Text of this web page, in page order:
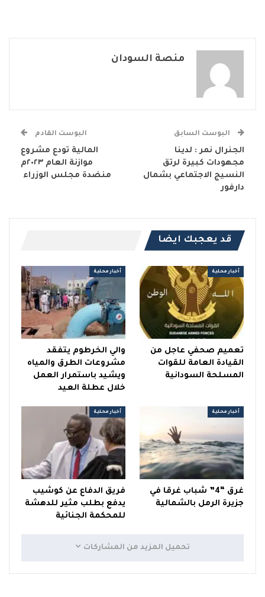
منصة السودان
البوست السابق
الجنرال نمر : لدينا
مجهودات كبيرة لرتق
النسيج الاجتماعي بشمال
دارفور
البوست القادم
المالية تودع مشروع
موازنة العام ٢٠٢٣م
منضدة مجلس الوزراء
قد يعجبك ايضا
أخبار محلية
تعميم صحفي عاجل من
القيادة العامة للقوات
المسلحة السودانية
أخبار محلية
والي الخرطوم يتفقد
مشروعات الطرق والمياه
ويشيد باستمرار العمل
خلال عطلة العيد
أخبار محلية
غرق “4” شباب غرقا في
جزيرة الرمل بالشمالية
أخبار محلية
فريق الدفاع عن كوشيب
يدفع بطلب مثير للدهشة
للمحكمة الجنائية
تحميل المزيد من المشاركات